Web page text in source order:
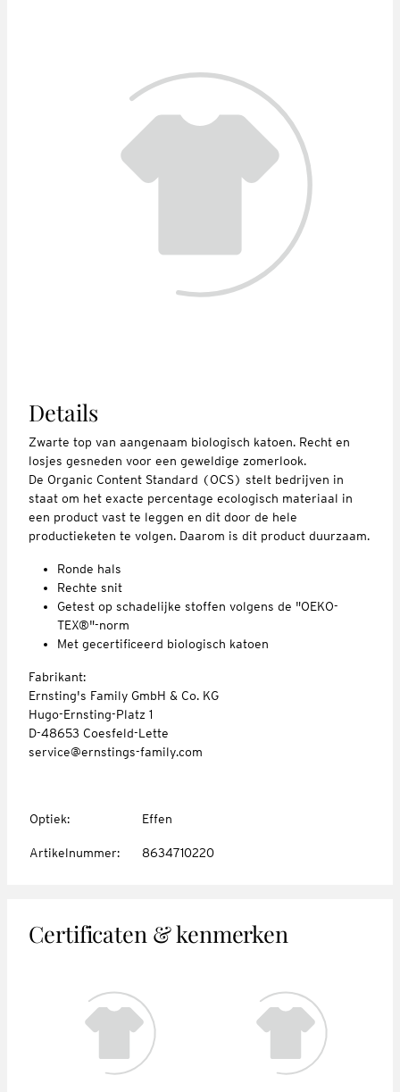
Details
Zwarte top van aangenaam biologisch katoen. Recht en
losjes gesneden voor een geweldige zomerlook.
De Organic Content Standard (OCS) stelt bedrijven in
staat om het exacte percentage ecologisch materiaal in
een product vast te leggen en dit door de hele
productieketen te volgen. Daarom is dit product duurzaam.
Ronde hals
Rechte snit
Getest op schadelijke stoffen volgens de "OEKO-
TEX®"-norm
Met gecertificeerd biologisch katoen
Fabrikant:
Ernsting's Family GmbH & Co. KG
Hugo-Ernsting-Platz 1
D-48653 Coesfeld-Lette
service@ernstings-family.com
Optiek: Effen
Artikelnummer: 8634710220
Certificaten & kenmerken